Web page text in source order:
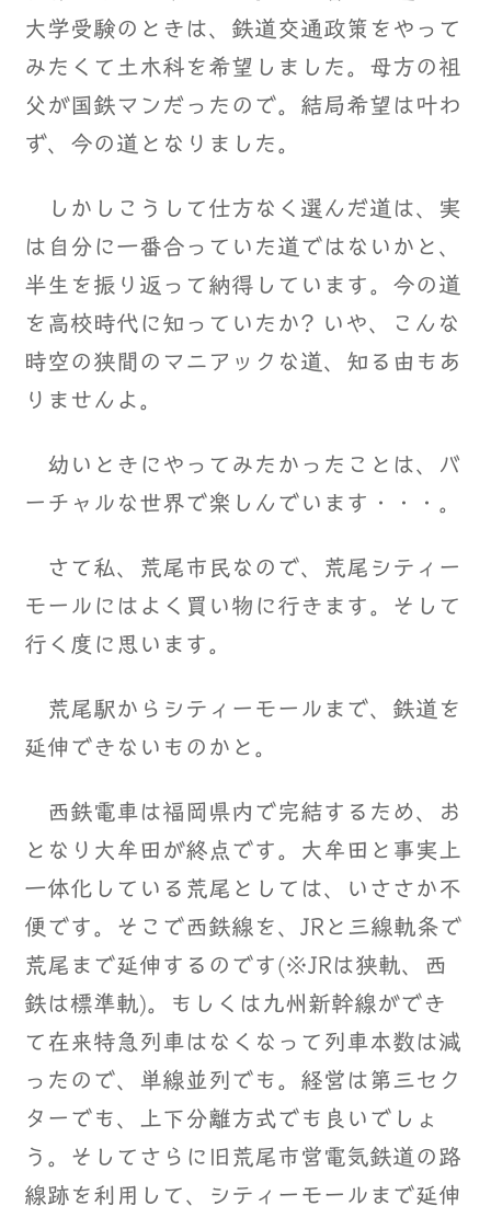
大学受験のときは、鉄道交通政策をやって
みたくて土木科を希望しました。母方の祖
父が国鉄マンだったので。結局希望は叶わ
ず、今の道となりました。
しかしこうして仕方なく選んだ道は、実
は自分に一番合っていた道ではないかと、
半生を振り返って納得しています。今の道
を高校時代に知っていたか? いや、こんな
時空の狭間のマニアックな道、知る由もあ
りませんよ。
幼いときにやってみたかったことは、バ
ーチャルな世界で楽しんでいます・・・。
さて私、荒尾市民なので、荒尾シティー
モールにはよく買い物に行きます。そして
行く度に思います。
荒尾駅からシティーモールまで、鉄道を
延伸できないものかと。
西鉄電車は福岡県内で完結するため、お
となり大牟田が終点です。大牟田と事実上
一体化している荒尾としては、いささか不
便です。そこで西鉄線を、JRと三線軌条で
荒尾まで延伸するのです(※JRは狭軌、西
鉄は標準軌)。もしくは九州新幹線ができ
て在来特急列車はなくなって列車本数は減
ったので、単線並列でも。経営は第三セク
ターでも、上下分離方式でも良いでしょ
う。そしてさらに旧荒尾市営電気鉄道の路
線跡を利用して、シティーモールまで延伸